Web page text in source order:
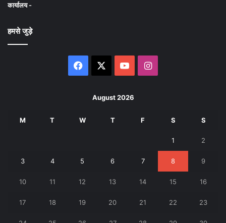
कार्यालय -
हमसे जुड़े
Facebook YouTubeInstagram
August 2026
M T W T F S S
1 2
3 4 5 6 7 8 9
10 11 12 13 14 15 16
17 18 19 20 21 22 23